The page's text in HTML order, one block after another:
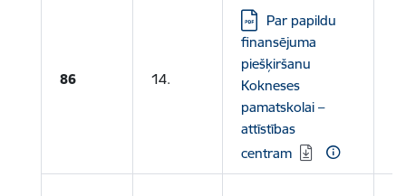
86 14.
Lejupielādēt:
Par papildu
finansējuma
piešķiršanu
Kokneses
pamatskolai –
attīstības
centram